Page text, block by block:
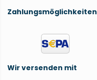
Zahlungsmöglichkeiten
Wir versenden mit